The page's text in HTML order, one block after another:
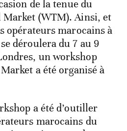
de la tenue du
Market (WTM). Ainsi, et
opérateurs marocains à
déroulera du 7 au 9
un workshop
a été organisé à
a été d’outiller
marocains du